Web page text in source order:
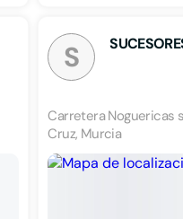
S
Carretera Noguericas
Cruz, Murcia